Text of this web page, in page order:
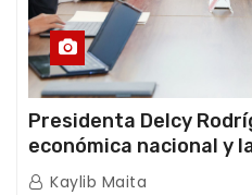
Presidenta Delcy
económica nacional y
de emergencia post-
Kaylib Maita